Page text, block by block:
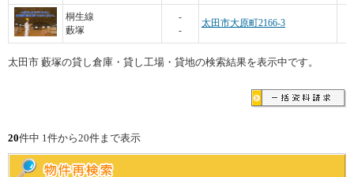
桐生線
藪塚
-
-
太田市大原町2166-3
太田市 藪塚の貸し倉庫・貸し工場・貸地の検索結果を表示中です。
20件中 1件から20件まで表示